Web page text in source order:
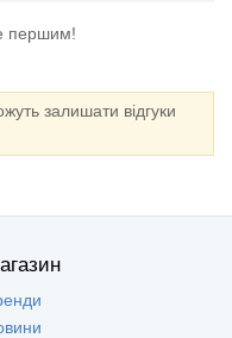
першим!
залишати відгуки